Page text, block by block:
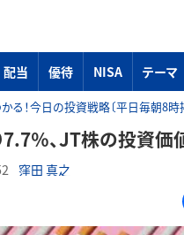
配当 優待 NISA テーマ
る！今日の投資戦略〔平日毎朝8時
％、JT株の投資価
窪田 真之